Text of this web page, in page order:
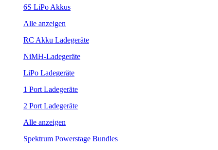
6S LiPo Akkus
Alle anzeigen
RC Akku Ladegeräte
NiMH-Ladegeräte
LiPo Ladegeräte
1 Port Ladegeräte
2 Port Ladegeräte
Alle anzeigen
Spektrum Powerstage Bundles